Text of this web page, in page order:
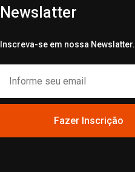
Newslatter
Inscreva-se em nossa Newslatter.
Fazer Inscrição